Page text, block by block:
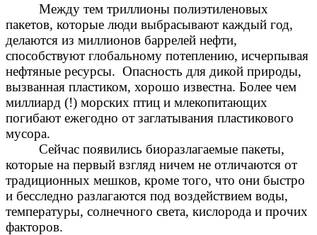
Между тем триллионы полиэтиленовых
пакетов, которые люди выбрасывают каждый год,
делаются из миллионов баррелей нефти,
способствуют глобальному потеплению, исчерпывая
нефтяные ресурсы. Опасность для дикой природы,
вызванная пластиком, хорошо известна. Более чем
миллиард (!) морских птиц и млекопитающих
погибают ежегодно от заглатывания пластикового
мусора.
Сейчас появились биоразлагаемые пакеты,
которые на первый взгляд ничем не отличаются от
традиционных мешков, кроме того, что они быстро
и бесследно разлагаются под воздействием воды,
температуры, солнечного света, кислорода и прочих
факторов.